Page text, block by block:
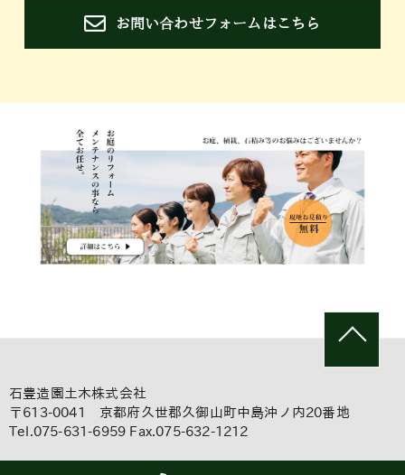
お問い合わせフォームはこちら
石豊造園土木株式会社
〒613-0041 京都府久世郡久御山町中島沖ノ内20番地
Tel.075-631-6959 Fax.075-632-1212